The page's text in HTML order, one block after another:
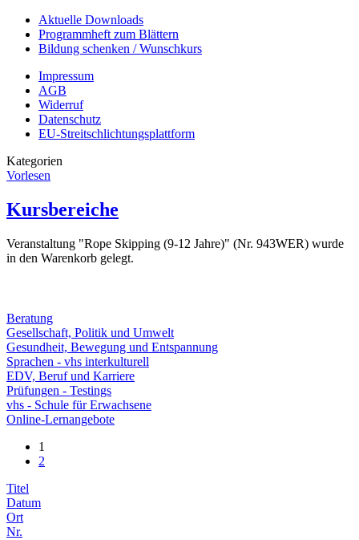
Aktuelle Downloads
Programmheft zum Blättern
Bildung schenken / Wunschkurs
Impressum
AGB
Widerruf
Datenschutz
EU-Streitschlichtungsplattform
Kategorien
Vorlesen
Kursbereiche
Veranstaltung "Rope Skipping (9-12 Jahre)" (Nr. 943WER) wurde
in den Warenkorb gelegt.
Beratung
Gesellschaft, Politik und Umwelt
Gesundheit, Bewegung und Entspannung
Sprachen - vhs interkulturell
EDV, Beruf und Karriere
Prüfungen - Testings
vhs - Schule für Erwachsene
Online-Lernangebote
1
2
Titel
Datum
Ort
Nr.